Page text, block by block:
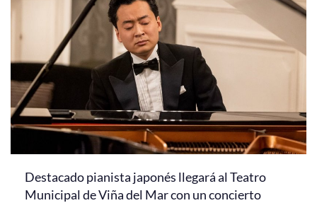
Destacado pianista japonés llegará al Teatro
Municipal de Viña del Mar con un concierto